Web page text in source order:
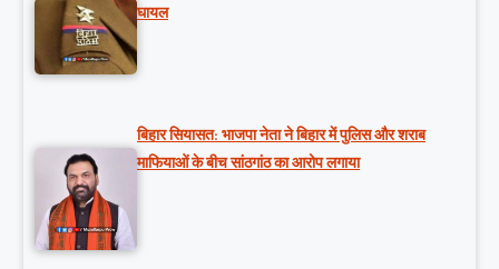
घायल
बिहार सियासत: भाजपा नेता ने बिहार में पुलिस और शराब
माफियाओं के बीच सांठगांठ का आरोप लगाया